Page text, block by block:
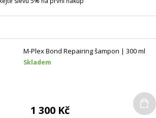
M-Plex Bond Repairing šampon | 300 ml
Skladem
1 300 Kč